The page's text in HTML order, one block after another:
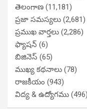
తెలంగాణ (11,181)
ప్రజా సమస్యలు (2,681)
ప్రముఖ వార్తలు (2,286)
ఫ్యాషన్ (6)
బిజినెస్ (65)
ముఖ్య కథనాలు (78)
రాజకీయం (943)
విద్య & ఉద్యోగము (496)